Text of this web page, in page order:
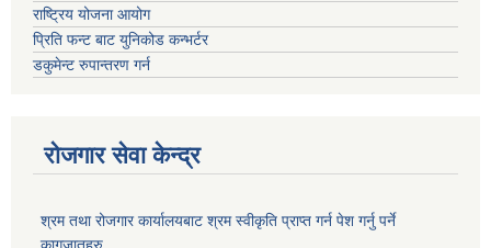
राष्ट्रिय योजना आयोग
प्रिति फन्ट बाट युनिकोड कन्भर्टर
डकुमेन्ट रुपान्तरण गर्न
रोजगार सेवा केन्द्र
श्रम तथा रोजगार कार्यालयबाट श्रम स्वीकृति प्राप्त गर्न पेश गर्नु पर्ने